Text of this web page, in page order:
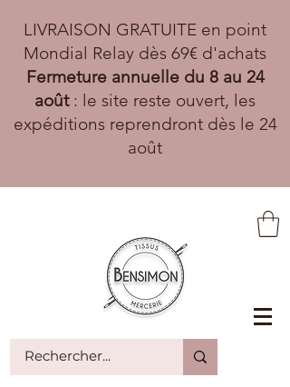
LIVRAISON GRATUITE en point
Mondial Relay dès 69€ d'achats
Fermeture annuelle du 8 au 24
août: le site reste ouvert, les
expéditions reprendront dès le 24
août